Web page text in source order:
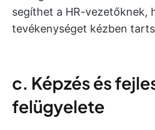
segíthet a HR-vezetőknek,
tevékenységet kézben
c. Képzés és
felügyelete